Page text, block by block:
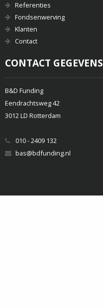
Referenties
Fondsenwerving
Klanten
Contact
CONTACT GEGEVENS
B&D Funding
Eendrachtsweg 42
3012 LD Rotterdam
010 - 2409 132
bas@bdfunding.nl